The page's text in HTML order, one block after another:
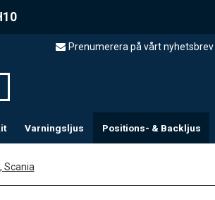
Prenumerera på vårt nyhetsbrev
Varningsljus Positions- & Backljus
Scania